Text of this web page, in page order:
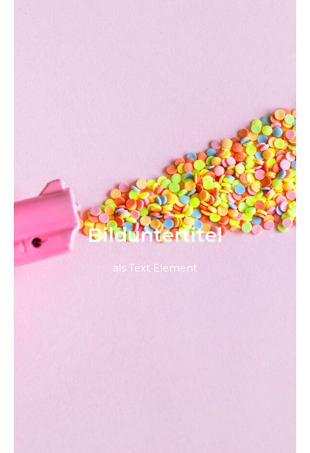
Bild­unter­titel
als Text Element